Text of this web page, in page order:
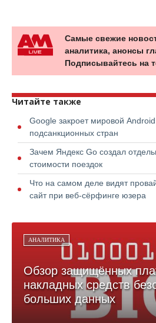
Самые свежие
аналитика, анонсы
Подписывайтесь на
Читайте также
Google закроет мировой
подсанкционных стран
Зачем Яндекс Go создал
стоимости поездок
Что на самом деле видят
сайт при веб-сёрфинге юзера
АНАЛИТИКА
Обзор защищённых
накладных средств
больших данных